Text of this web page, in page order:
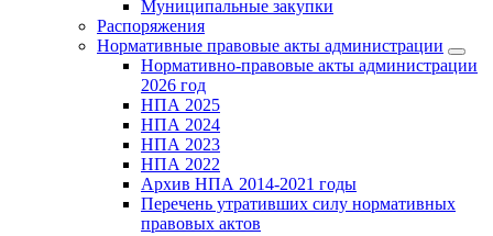
Муниципальные закупки
Распоряжения
Нормативные правовые акты администрации
Нормативно-правовые акты администрации
2026 год
НПА 2025
НПА 2024
НПА 2023
НПА 2022
Архив НПА 2014-2021 годы
Перечень утративших силу нормативных
правовых актов